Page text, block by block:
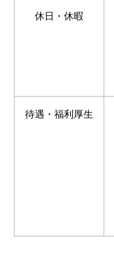
休日・休暇
待遇・福利厚生